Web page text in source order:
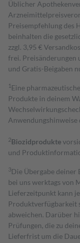
Üblicher
Preisempfehlung des
beinhalten die
zzgl. 3,95 €
frei.
und Gratis-Beigaben
1 Eine
Produkte in deinem
Anwendungshinweise
2Biozidprodukte
und
3Die Übergabe deiner
bei uns werktags von
Lieferzeitpunkt kann
Produktverfügbarkeit
abweichen. Darüber
Prüfungen, die zu
Lieferfrist um die